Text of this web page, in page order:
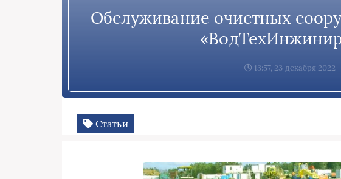
Обслуживание очистных
13:57, 23 декабря 2022
Статьи